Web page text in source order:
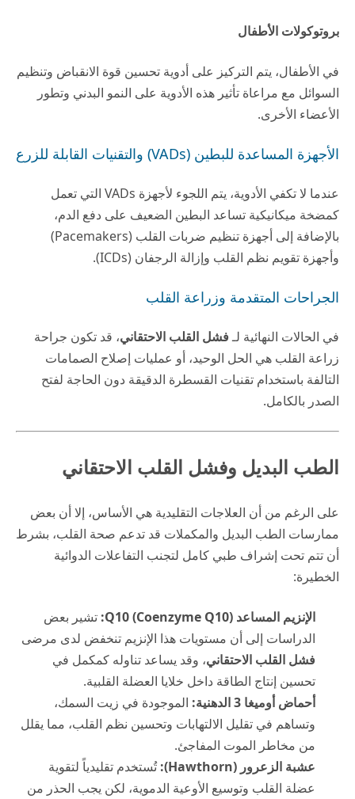
بروتوكولات الأطفال
في الأطفال، يتم التركيز على أدوية تحسين قوة الانقباض وتنظيم
السوائل مع مراعاة تأثير هذه الأدوية على النمو البدني وتطور
الأعضاء الأخرى.
الأجهزة المساعدة للبطين (VADs) والتقنيات القابلة للزرع
عندما لا تكفي الأدوية، يتم اللجوء لأجهزة VADs التي تعمل
كمضخة ميكانيكية تساعد البطين الضعيف على دفع الدم،
بالإضافة إلى أجهزة تنظيم ضربات القلب (Pacemakers)
وأجهزة تقويم نظم القلب وإزالة الرجفان (ICDs).
الجراحات المتقدمة وزراعة القلب
في الحالات النهائية لـفشل القلب الاحتقاني، قد تكون جراحة
زراعة القلب هي الحل الوحيد، أو عمليات إصلاح الصمامات
التالفة باستخدام تقنيات القسطرة الدقيقة دون الحاجة لفتح
الصدر بالكامل.
الطب البديل وفشل القلب الاحتقاني
على الرغم من أن العلاجات التقليدية هي الأساس، إلا أن بعض
ممارسات الطب البديل والمكملات قد تدعم صحة القلب، بشرط
أن تتم تحت إشراف طبي كامل لتجنب التفاعلات الدوائية
الخطيرة:
الإنزيم المساعد Q10 (Coenzyme Q10):
تشير بعض
الدراسات إلى أن مستويات هذا الإنزيم تنخفض لدى مرضى
فشل القلب الاحتقاني، وقد يساعد تناوله كمكمل في
تحسين إنتاج الطاقة داخل خلايا العضلة القلبية.
أحماض أوميغا 3 الدهنية:
الموجودة في زيت السمك،
وتساهم في تقليل الالتهابات وتحسين نظم القلب، مما يقلل
من مخاطر الموت المفاجئ.
عشبة الزعرور (Hawthorn):
تُستخدم تقليدياً لتقوية
عضلة القلب وتوسيع الأوعية الدموية، لكن يجب الحذر من